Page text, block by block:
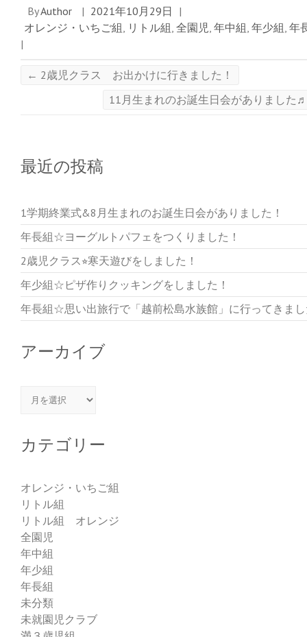
)
ByAuthor | 2021年10月29日 |
オレンジ・いちご組, リトル組, 全園児, 年中組, 年少組, 年
|
← 2歳児クラス お出かけに行きました！
11月生まれのお誕生日会がありました
最近の投稿
1学期終業式&8月生まれのお誕生日会がありました！
年長組☆ヨーグルトパフェをつくりました！
2歳児クラス⭐︎寒天遊びをしました！
年少組☆ピザ作りクッキングをしました！
年長組☆思い出旅行で「越前松島水族館」に行ってきま
アーカイブ
アーカイブ
カテゴリー
オレンジ・いちご組
リトル組
リトル組 オレンジ
全園児
年中組
年少組
年長組
未分類
未就園児クラブ